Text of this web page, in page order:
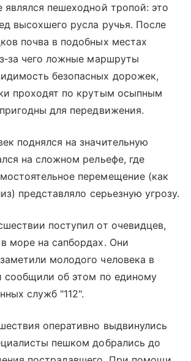
являлся пешеходной тропой: это
высохшего русла ручья. После
почва в подобных местах
чего ложные маршруты
безопасных дорожек,
проходят по крутым осыпным
для передвижения.
поднялся на значительную
на сложном рельефе, где
перемещение (как
представляло серьезную угрозу.
поступил от очевидцев,
море на сапбордах. Они
молодого человека в
сообщили об этом по единому
служб "112".
оперативно выдвинулись
пешком добрались до